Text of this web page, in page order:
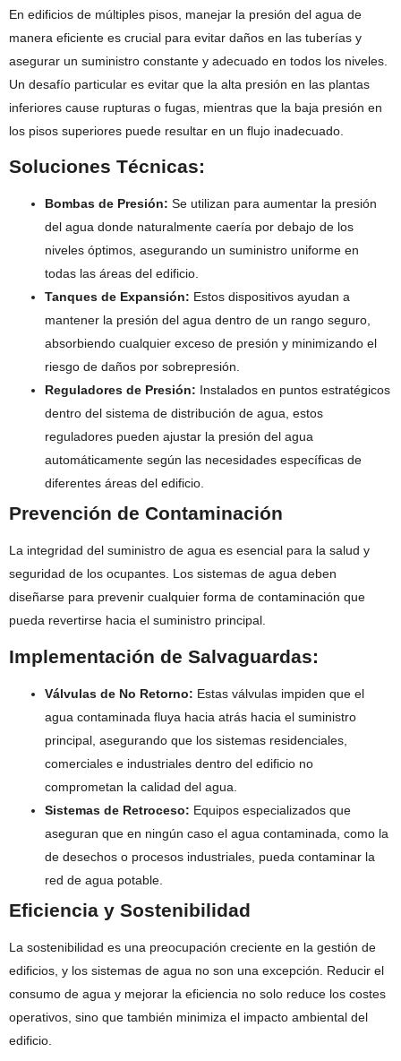
En edificios de múltiples pisos, manejar la presión del agua de
manera eficiente es crucial para evitar daños en las tuberías y
asegurar un suministro constante y adecuado en todos los niveles.
Un desafío particular es evitar que la alta presión en las plantas
inferiores cause rupturas o fugas, mientras que la baja presión en
los pisos superiores puede resultar en un flujo inadecuado.
Soluciones Técnicas:
Bombas de Presión: Se utilizan para aumentar la presión
del agua donde naturalmente caería por debajo de los
niveles óptimos, asegurando un suministro uniforme en
todas las áreas del edificio.
Tanques de Expansión: Estos dispositivos ayudan a
mantener la presión del agua dentro de un rango seguro,
absorbiendo cualquier exceso de presión y minimizando el
riesgo de daños por sobrepresión.
Reguladores de Presión: Instalados en puntos estratégicos
dentro del sistema de distribución de agua, estos
reguladores pueden ajustar la presión del agua
automáticamente según las necesidades específicas de
diferentes áreas del edificio.
Prevención de Contaminación
La integridad del suministro de agua es esencial para la salud y
seguridad de los ocupantes. Los sistemas de agua deben
diseñarse para prevenir cualquier forma de contaminación que
pueda revertirse hacia el suministro principal.
Implementación de Salvaguardas:
Válvulas de No Retorno: Estas válvulas impiden que el
agua contaminada fluya hacia atrás hacia el suministro
principal, asegurando que los sistemas residenciales,
comerciales e industriales dentro del edificio no
comprometan la calidad del agua.
Sistemas de Retroceso: Equipos especializados que
aseguran que en ningún caso el agua contaminada, como la
de desechos o procesos industriales, pueda contaminar la
red de agua potable.
Eficiencia y Sostenibilidad
La sostenibilidad es una preocupación creciente en la gestión de
edificios, y los sistemas de agua no son una excepción. Reducir el
consumo de agua y mejorar la eficiencia no solo reduce los costes
operativos, sino que también minimiza el impacto ambiental del
edificio.